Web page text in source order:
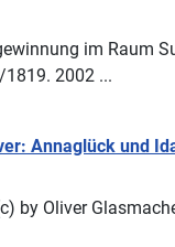
im Raum
2002 ...
Annaglück und
by Oliver